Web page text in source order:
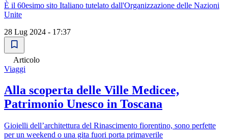
È il 60esimo sito Italiano tutelato dall'Organizzazione delle Nazioni
Unite
28 Lug 2024 - 17:37
Articolo
Viaggi
Alla scoperta delle Ville Medicee,
Patrimonio Unesco in Toscana
Gioielli dell’architettura del Rinascimento fiorentino, sono perfette
per un weekend o una gita fuori porta primaverile